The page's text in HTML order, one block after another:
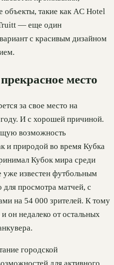
объекты, такие как AC Hotel
— еще один
с красивым дизайном
место
за свое место на
И с хорошей причиной.
возможность
и природой во время Кубка
Кубок мира среди
известен футбольным
для просмотра матчей, с
на 54 000 зрителей. К тому
он недалеко от остальных
городской